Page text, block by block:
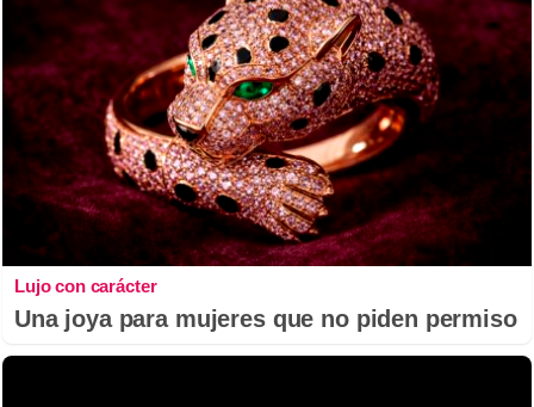
Lujo con carácter
Una joya para mujeres que no piden permiso